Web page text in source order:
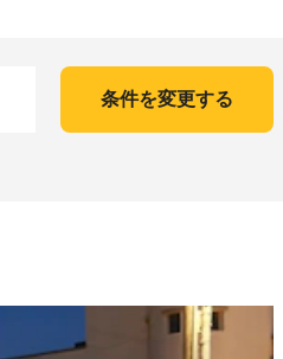
条件を変更する